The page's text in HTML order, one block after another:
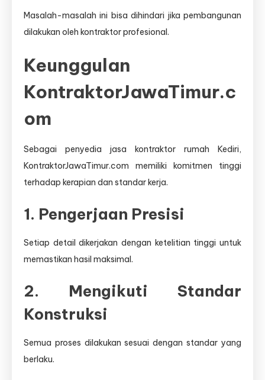
Masalah-masalah ini bisa dihindari jika pembangunan
dilakukan oleh kontraktor profesional.
Keunggulan
KontraktorJawaTimur.c
om
Sebagai penyedia jasa kontraktor rumah Kediri,
KontraktorJawaTimur.com memiliki komitmen tinggi
terhadap kerapian dan standar kerja.
1. Pengerjaan Presisi
Setiap detail dikerjakan dengan ketelitian tinggi untuk
memastikan hasil maksimal.
2. Mengikuti Standar
Konstruksi
Semua proses dilakukan sesuai dengan standar yang
berlaku.